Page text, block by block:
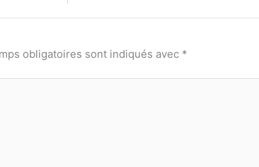
obligatoires sont indiqués avec *